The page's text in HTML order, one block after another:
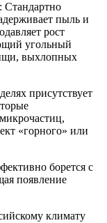
Стандартно
пыль и
рост
угольный
выхлопных
присутствует
«горного» или
борется с
появление
климату